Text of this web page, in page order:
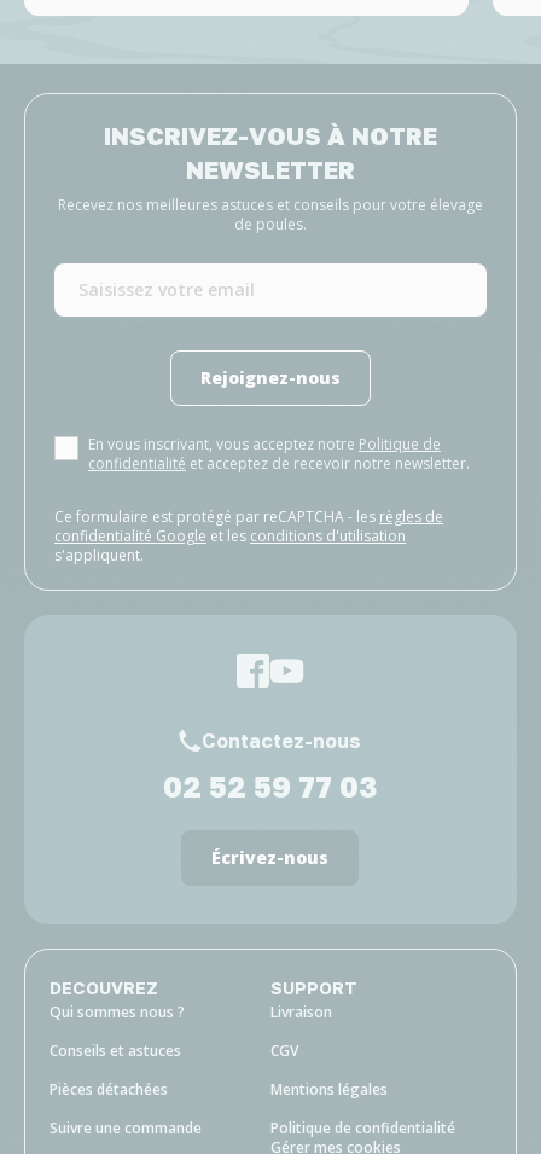
INSCRIVEZ-VOUS À NOTRE
NEWSLETTER
Recevez nos meilleures astuces et conseils pour votre élevage
de poules.
Rejoignez-nous
En vous inscrivant, vous acceptez notre Politique de
confidentialité et acceptez de recevoir notre newsletter.
Ce formulaire est protégé par reCAPTCHA - les règles de
confidentialité Google et les conditions d'utilisation
s'appliquent.
Contactez-nous
02 52 59 77 03
Écrivez-nous
DECOUVREZ
Qui sommes nous ?
Conseils et astuces
Pièces détachées
Suivre une commande
SUPPORT
Livraison
CGV
Mentions légales
Politique de confidentialité
Gérer mes cookies